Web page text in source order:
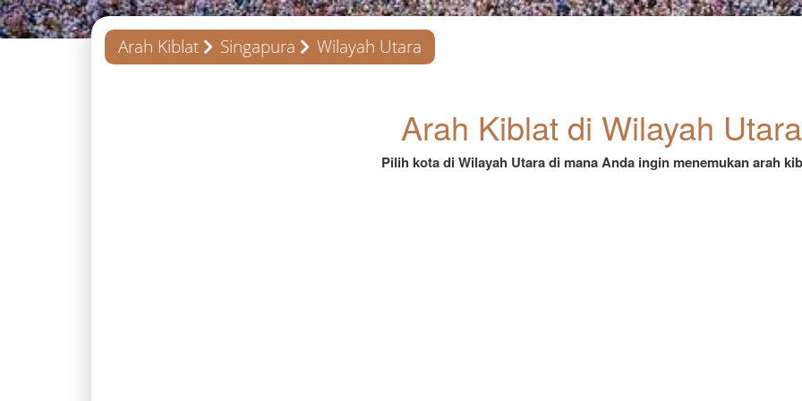
Arah Kiblat Singapura Wilayah Utara
Arah Kiblat di Wilayah Utara
Pilih kota di Wilayah Utara di mana Anda ingin menemukan arah